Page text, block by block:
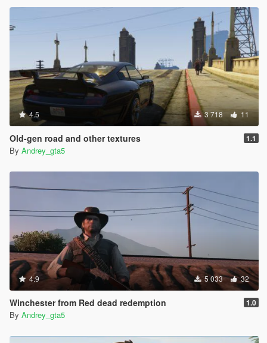
4.5 3 718 11
Old-gen road and other textures 1.1
By Andrey_gta5
4.9 5 033 32
Winchester from Red dead redemption 1.0
By Andrey_gta5